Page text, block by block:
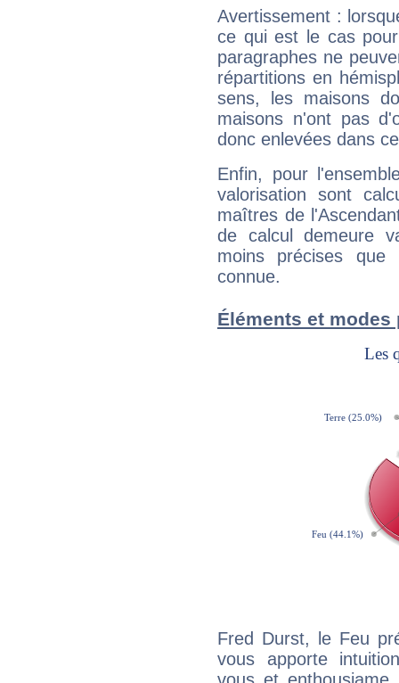
Avertissement :
ce qui est le cas
paragraphes ne
répartitions en
sens, les maisons
maisons n'ont pas
donc enlevées dans
Enfin, pour
valorisation sont
maîtres de
de calcul demeure
moins précises que
connue.
Éléments et modes
Fred Durst, le Feu
vous apporte